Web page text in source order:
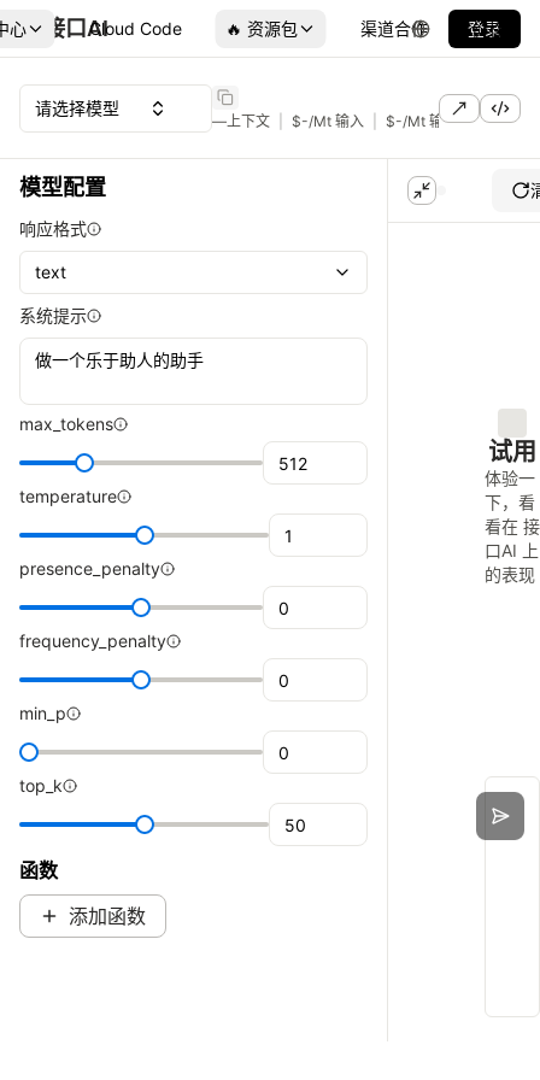
接口AI
心 Cloud Code 🔥 资源包 渠道合作 价格
登录
请选择模型
— 上下文 $-/Mt 输入 $-/Mt 输出
模型配置
响应格式
text
系统提示
max_tokens
temperature
presence_penalty
frequency_penalty
min_p
top_k
函数
添加函数
试用
体验一
下，看
看在 接
口AI 上
的表现